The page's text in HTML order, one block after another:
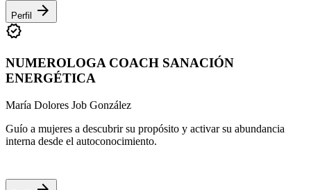
Perfil
arrow_forward
verified
NUMEROLOGA COACH SANACIÓN
ENERGÉTICA
María Dolores Job González
Guío a mujeres a descubrir su propósito y activar su abundancia
interna desde el autoconocimiento.